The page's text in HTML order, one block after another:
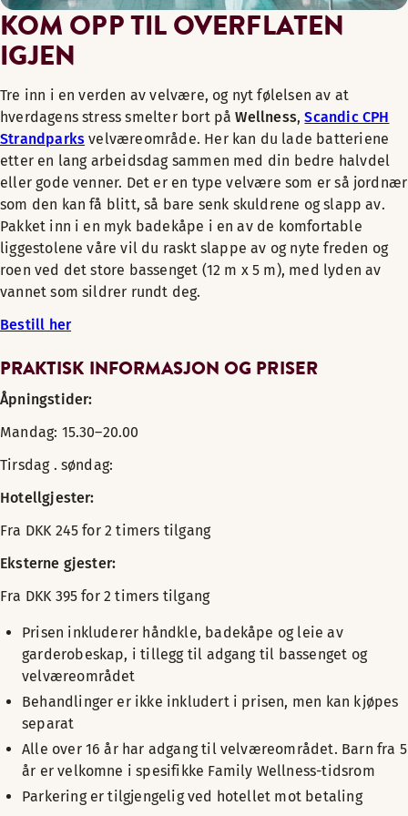
KOM OPP TIL OVERFLATEN
IGJEN
Tre inn i en verden av velvære, og nyt følelsen av at
hverdagens stress smelter bort påWellness,Scandic CPH
Strandparks velværeområde. Her kan du lade batteriene
etter en lang arbeidsdag sammen med din bedre halvdel
eller gode venner. Det er en type velvære som er så jordnær
som den kan få blitt, så bare senk skuldrene og slapp av.
Pakket inn i en myk badekåpe i en av de komfortable
liggestolene våre vil du raskt slappe av og nyte freden og
roen ved det store bassenget (12 m x 5 m), med lyden av
vannet som sildrer rundt deg.
Bestill her
PRAKTISK INFORMASJON OG PRISER
Åpningstider:
Mandag: 15.30–20.00
Tirsdag . søndag:
Hotellgjester:
Fra DKK 245 for 2 timers tilgang
Eksterne gjester:
Fra DKK 395 for 2 timers tilgang
Prisen inkluderer håndkle, badekåpe og leie av
garderobeskap, i tillegg til adgang til bassenget og
velværeområdet
Behandlinger er ikke inkludert i prisen, men kan kjøpes
separat
Alle over 16 år har adgang til velværeområdet. Barn fra 5
år er velkomne i spesifikke Family Wellness-tidsrom
Parkering er tilgjengelig ved hotellet mot betaling
FOTBEHANDLINGER
Slitne føtter etter en lang spasertur, løpetur eller reisedag?
«Fotbehandling» med elementer av refleksologi.
30 min. DKK 475,00
Bestill behandlingen din
VINTERVARMER
Vi er best om vinteren. Legg hverdagslivet sitt igjen ved
Behandlingen avsluttes med en fuktgivende massasje.
Bestill behandlingen din
AYURVEDIC-MASSASJE
Hvis du har behov for å la hele systemet ditt slappe av og
Det er en forsiktig oljemassasje som roer ned
Vi tilbyr behandlinger hver dag. Kontakt oss for å se om vi
90 min. DKK 1250,00 (inkluderer tilgang til
Bestill behandlingen din
REIKI HELBREDENDE TERAPI
Forvandle velværet ditt med Reiki-terapi på vårt Scandic
Opplev fornyelse gjennom en Reiki-økt på vårt Scandic
Reiki er kjent for sin evne til å forbedre søvnkvalitet og
Ideell for hotellgjester som vil forsterke oppholdet sitt
60 min. DKK 995,00
Bestill behandlingen din